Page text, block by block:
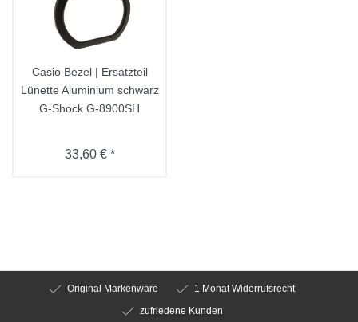
Casio Bezel | Ersatzteil
Lünette Aluminium schwarz
G-Shock G-8900SH
33,60 € *
Original Markenware
1 Monat Widerrufsrecht
zufriedene Kunden